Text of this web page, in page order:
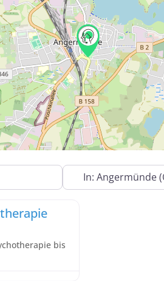
In der Nähe
bis